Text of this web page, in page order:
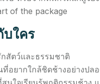
of the package
บใคร
สัตว์และธรรมชาติ
ที่อยากใกล้ชิดช้างอย่างปล